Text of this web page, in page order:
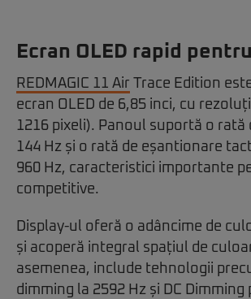
Ecran OLED rapid
REDMAGIC 11 Air Trace Edition
ecran OLED de 6,85 inci, cu
1216 pixeli). Panoul suportă o rată
144 Hz și o rată de eșantionare
960 Hz, caracteristici importante
competitive.
Display-ul oferă o adâncime de
și acoperă integral spațiul de
asemenea, include tehnologii
dimming la 2592 Hz și DC Dimming